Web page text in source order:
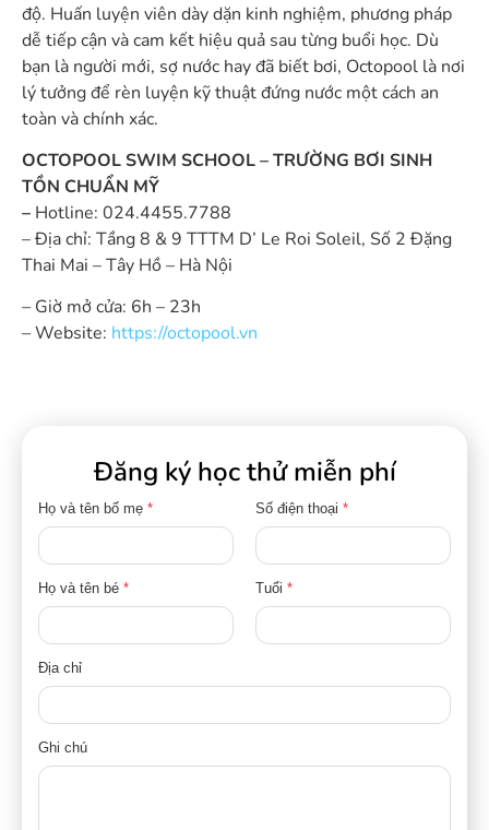
độ. Huấn luyện viên dày dặn kinh nghiệm, phương pháp
dễ tiếp cận và cam kết hiệu quả sau từng buổi học. Dù
bạn là người mới, sợ nước hay đã biết bơi, Octopool là nơi
lý tưởng để rèn luyện kỹ thuật đứng nước một cách an
toàn và chính xác.
OCTOPOOL SWIM SCHOOL – TRƯỜNG BƠI SINH
TỒN CHUẨN MỸ
– Hotline: 024.4455.7788
– Địa chỉ: Tầng 8 & 9 TTTM D’ Le Roi Soleil, Số 2 Đặng
Thai Mai – Tây Hồ – Hà Nội
– Giờ mở cửa: 6h – 23h
– Website: https://octopool.vn
Đăng ký học thử miễn phí
Họ và tên bố mẹ * Số điện thoại *
Họ và tên bé * Tuổi *
Địa chỉ
Ghi chú